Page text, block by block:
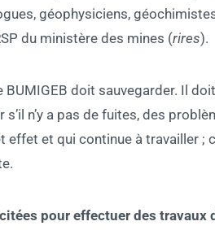
géophysiciens,
du ministère des mines (rires).
doit sauvegarder. Il
n’y a pas de fuites, des
et qui continue à travailler ;
pour effectuer des travaux